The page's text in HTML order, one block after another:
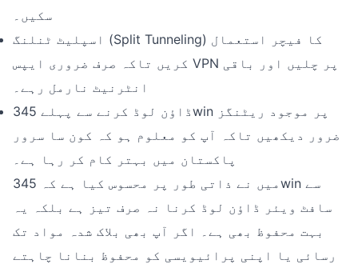
سکیں۔
اسپلیٹ ٹنلنگ (Split Tunneling) کا فیچر استعمال
کریں تاکہ صرف ضروری ایپس VPN پر چلیں اور باقی
انٹرنیٹ نارمل رہے۔
ڈاؤن لوڈ کرنے سے پہلے 345win پر موجود ریٹنگز
ضرور دیکھیں تاکہ آپ کو معلوم ہو کہ کون سا سرور
پاکستان میں بہتر کام کر رہا ہے۔
میں نے ذاتی طور پر محسوس کیا ہے کہ 345win سے
سافٹ ویئر ڈاؤن لوڈ کرنا نہ صرف تیز ہے بلکہ یہ
بہت محفوظ بھی ہے۔ اگر آپ بھی بلاک شدہ مواد تک
رسائی یا اپنی پرائیویسی کو محفوظ بنانا چاہتے